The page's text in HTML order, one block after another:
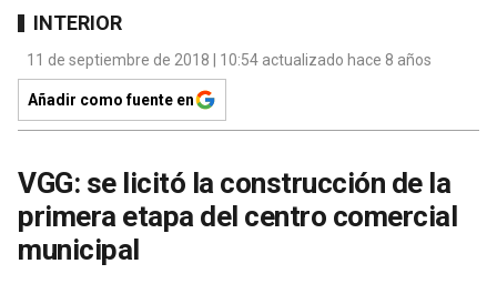
INTERIOR
11 de septiembre de 2018 | 10:54 actualizado hace 8 años
Añadir como fuente en
VGG: se licitó la construcción de la
primera etapa del centro comercial
municipal